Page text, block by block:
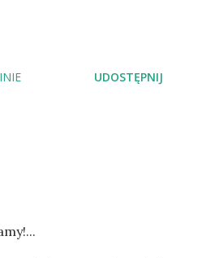
UDOSTĘPNIJ